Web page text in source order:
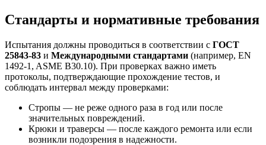
Стандарты и нормативные требования
Испытания должны проводиться в соответствии с ГОСТ
25843-83 и Международными стандартами (например, EN
1492-1, ASME B30.10). При проверках важно иметь
протоколы, подтверждающие прохождение тестов, и
соблюдать интервал между проверками:
Стропы — не реже одного раза в год или после
значительных повреждений.
Крюки и траверсы — после каждого ремонта или если
возникли подозрения в надежности.